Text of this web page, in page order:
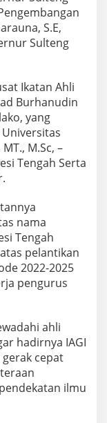
S.E,
Sulteng
Ikatan Ahli
Burhanudin
yang
M.Sc, –
Tengah Serta
nama
Tengah
pelantikan
2022-2025
pengurus
ahli
hadirnya IAGI
cepat
ilmu